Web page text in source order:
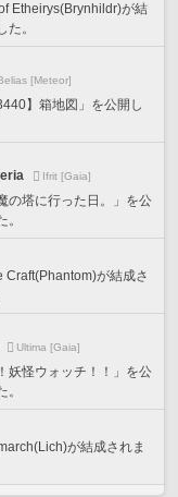
Etheirys(Brynhildr)が結
た。
[Meteor]
】箱地図」を公開し
Ifrit [Gaia]
の塔に行った日。」を公
。
Craft(Phantom)が結成さ
Ultima [Gaia]
妖怪ウォッチ！！」を公
。
が結成されま